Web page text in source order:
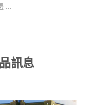
...
訊息